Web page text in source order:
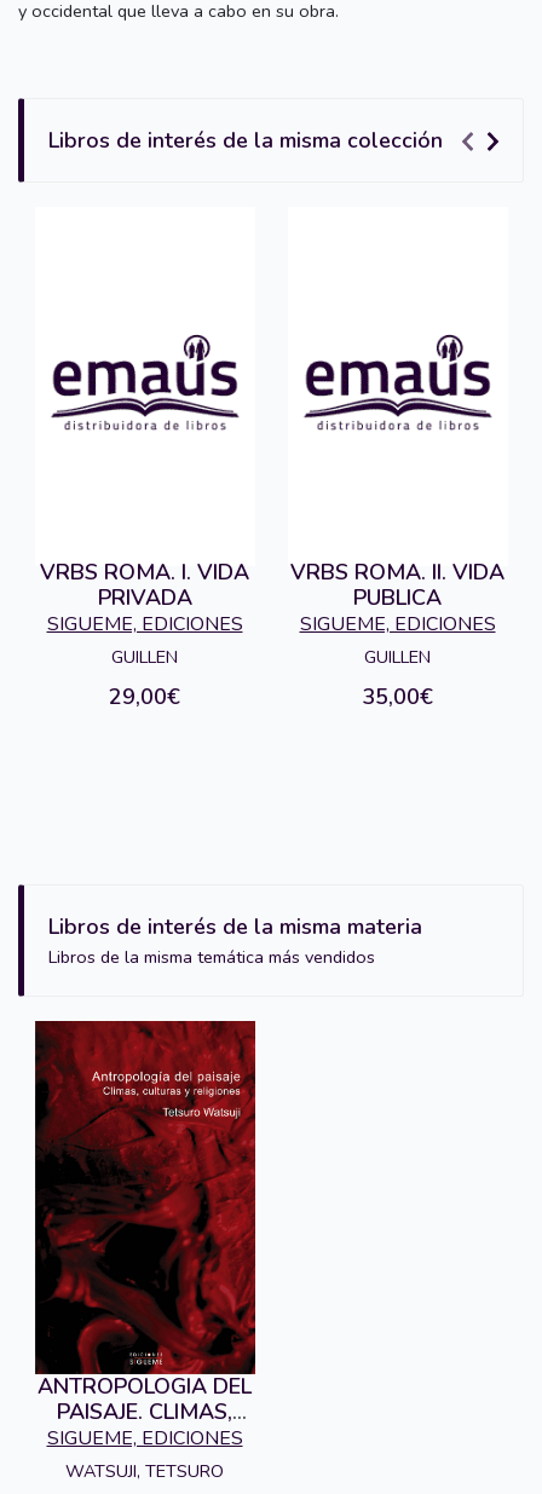
y occidental que lleva a cabo en su obra.
Libros de interés de la misma colección
VRBS ROMA. I. VIDA
PRIVADA
SIGUEME, EDICIONES
GUILLEN
29,00€
VRBS ROMA. II. VIDA
PUBLICA
SIGUEME, EDICIONES
GUILLEN
35,00€
Libros de interés de la misma materia
Libros de la misma temática más vendidos
ANTROPOLOGIA DEL
PAISAJE. CLIMAS,
CULTURAS Y
RELIGIONES
SIGUEME, EDICIONES
WATSUJI, TETSURO